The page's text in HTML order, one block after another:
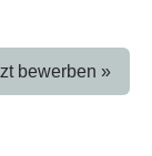
bewerben »